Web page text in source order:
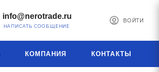
ВОЙТИ
info@nerotrade.ru
НАПИСАТЬ СООБЩЕНИЕ
КОМПАНИЯ КОНТАКТЫ